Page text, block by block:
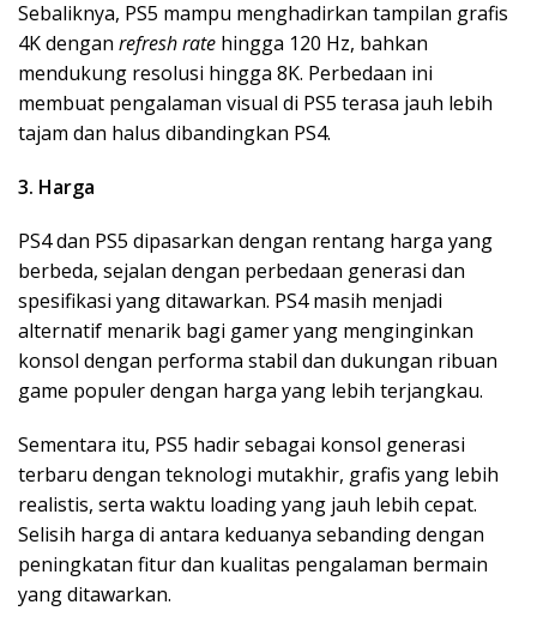
Sebaliknya, PS5 mampu menghadirkan tampilan grafis
4K dengan refresh rate hingga 120 Hz, bahkan
mendukung resolusi hingga 8K. Perbedaan ini
membuat pengalaman visual di PS5 terasa jauh lebih
tajam dan halus dibandingkan PS4.
3. Harga
PS4 dan PS5 dipasarkan dengan rentang harga yang
berbeda, sejalan dengan perbedaan generasi dan
spesifikasi yang ditawarkan. PS4 masih menjadi
alternatif menarik bagi gamer yang menginginkan
konsol dengan performa stabil dan dukungan ribuan
game populer dengan harga yang lebih terjangkau.
Sementara itu, PS5 hadir sebagai konsol generasi
terbaru dengan teknologi mutakhir, grafis yang lebih
realistis, serta waktu loading yang jauh lebih cepat.
Selisih harga di antara keduanya sebanding dengan
peningkatan fitur dan kualitas pengalaman bermain
yang ditawarkan.